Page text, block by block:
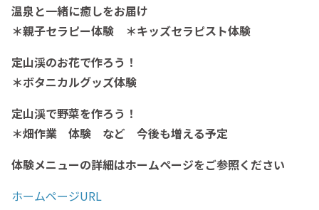
温泉と一緒に癒しをお届け
＊親子セラピー体験 ＊キッズセラピスト体験
定山渓のお花で作ろう！
＊ボタニカルグッズ体験
定山渓で野菜を作ろう！
＊畑作業 体験 など 今後も増える予定
体験メニューの詳細はホームページをご参照ください
ホームページURL